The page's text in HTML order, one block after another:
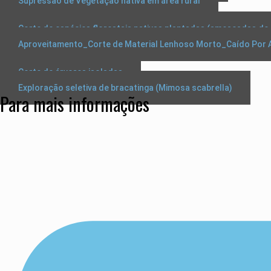
Corte de espécies florestais nativas plantadas (ameaçadas de
Aproveitamento_Corte de Material Lenhoso Morto_Caído Por
Corte de árvores isoladas
Exploração seletiva de bracatinga (Mimosa scabrella)
Para mais informações